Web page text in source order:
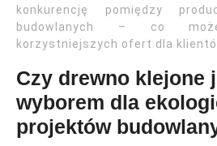
konkurencję pomiędzy
budowlanych – co
korzystniejszych ofert dla
Czy drewno klejone
wyborem dla
projektów